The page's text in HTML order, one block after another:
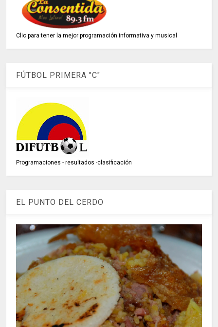
Clic para tener la mejor programación informativa y musical
FÚTBOL PRIMERA "C"
Programaciones - resultados -clasificación
EL PUNTO DEL CERDO